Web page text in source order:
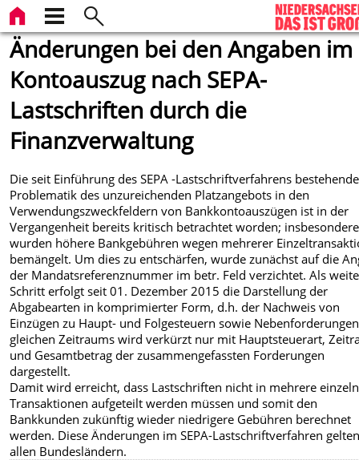
Änderungen bei den Angaben im
Kontoauszug nach SEPA-
Lastschriften durch die
Finanzverwaltung
Die seit Einführung des SEPA -Lastschriftverfahrens bestehende
Problematik des unzureichenden Platzangebots in den
Verwendungszweckfeldern von Bankkontoauszügen ist in der
Vergangenheit bereits kritisch betrachtet worden; insbesondere
wurden höhere Bankgebühren wegen mehrerer
bemängelt. Um dies zu entschärfen, wurde zunächst auf die
der Mandatsreferenznummer im betr. Feld verzichtet. Als
Schritt erfolgt seit 01. Dezember 2015 die Darstellung der
Abgabearten in komprimierter Form, d.h. der Nachweis von
Einzügen zu Haupt- und Folgesteuern sowie
gleichen Zeitraums wird verkürzt nur mit Hauptsteuerart,
und Gesamtbetrag der zusammengefassten Forderungen
dargestellt.
Damit wird erreicht, dass Lastschriften nicht in mehrere
Transaktionen aufgeteilt werden müssen und somit den
Bankkunden zukünftig wieder niedrigere Gebühren berechnet
werden. Diese Änderungen im SEPA-Lastschriftverfahren
allen Bundesländern.